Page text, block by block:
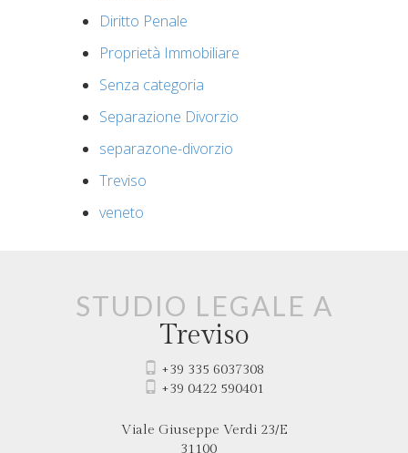
Diritto Penale
Proprietà Immobiliare
Senza categoria
Separazione Divorzio
separazone-divorzio
Treviso
veneto
Studio legale a
Treviso
+39 335 6037308
+39 0422 590401
Viale Giuseppe Verdi 23/E
31100